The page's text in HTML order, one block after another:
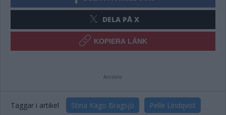
DELA PÅ X
KOPIERA LÄNK
Annons:
Taggar i artikel Stina Kägo Bragsjö Pelle Lindqvist